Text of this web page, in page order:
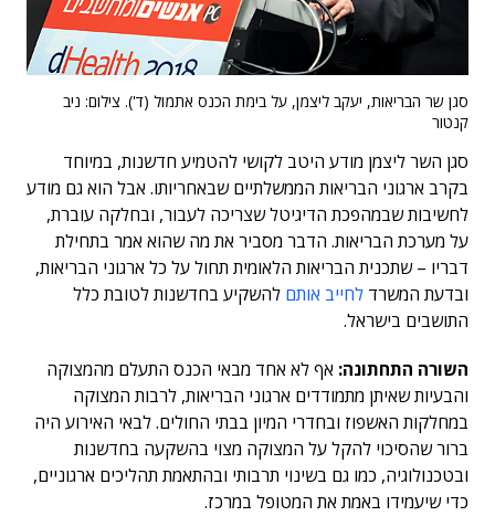
סגן שר הבריאות, יעקב ליצמן, על בימת הכנס אתמול (ד'). צילום: ניב
קנטור
סגן השר ליצמן מודע היטב לקושי להטמיע חדשנות, במיוחד
בקרב ארגוני הבריאות הממשלתיים שבאחריותו. אבל הוא גם מודע
לחשיבות שבמהפכת הדיגיטל שצריכה לעבור, ובחלקה עוברת,
על מערכת הבריאות. הדבר מסביר את מה שהוא אמר בתחילת
דבריו – שתכנית הבריאות הלאומית תחול על כל ארגוני הבריאות,
ובדעת המשרד לחייב אותם להשקיע בחדשנות לטובת כלל
התושבים בישראל.
השורה התחתונה: אף לא אחד מבאי הכנס התעלם מהמצוקה
והבעיות שאיתן מתמודדים ארגוני הבריאות, לרבות המצוקה
במחלקות האשפוז ובחדרי המיון בבתי החולים. לבאי האירוע היה
ברור שהסיכוי להקל על המצוקה מצוי בהשקעה בחדשנות
ובטכנולוגיה, כמו גם בשינוי תרבותי ובהתאמת תהליכים ארגוניים,
כדי שיעמידו באמת את המטופל במרכז.